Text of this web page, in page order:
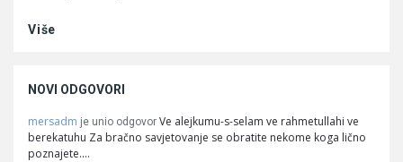
Više
NOVI ODGOVORI
mersadm je unio odgovor Ve alejkumu-s-selam ve rahmetullahi ve
berekatuhu Za bračno savjetovanje se obratite nekome koga lično
poznajete.…